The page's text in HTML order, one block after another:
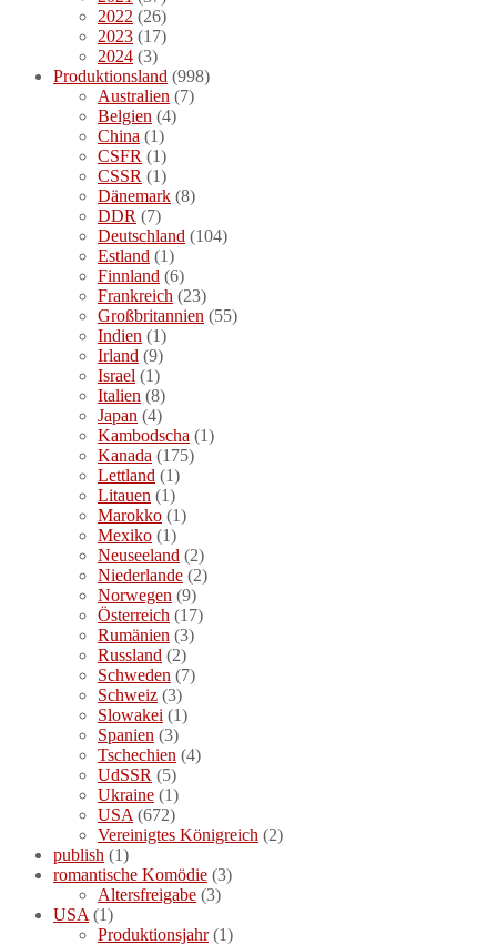
2022 (26)
2023 (17)
2024 (3)
Produktionsland (998)
Australien (7)
Belgien (4)
China (1)
CSFR (1)
CSSR (1)
Dänemark (8)
DDR (7)
Deutschland (104)
Estland (1)
Finnland (6)
Frankreich (23)
Großbritannien (55)
Indien (1)
Irland (9)
Israel (1)
Italien (8)
Japan (4)
Kambodscha (1)
Kanada (175)
Lettland (1)
Litauen (1)
Marokko (1)
Mexiko (1)
Neuseeland (2)
Niederlande (2)
Norwegen (9)
Österreich (17)
Rumänien (3)
Russland (2)
Schweden (7)
Schweiz (3)
Slowakei (1)
Spanien (3)
Tschechien (4)
UdSSR (5)
Ukraine (1)
USA (672)
Vereinigtes Königreich (2)
publish (1)
romantische Komödie (3)
Altersfreigabe (3)
USA (1)
Produktionsjahr(1)